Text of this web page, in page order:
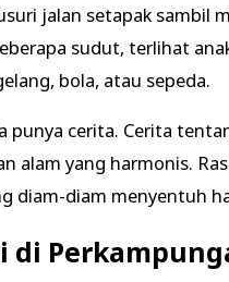
jalan setapak sambil
sudut, terlihat
bola, atau sepeda.
punya cerita. Cerita
alam yang harmonis.
diam-diam menyentuh
di